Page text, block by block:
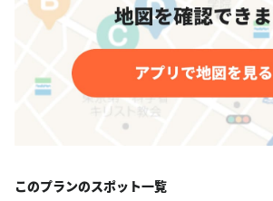
このプランのスポット一覧